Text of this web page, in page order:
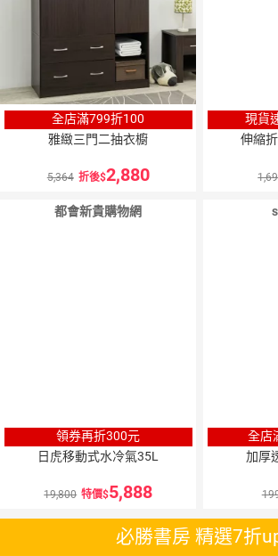
全店滿799折100
雅緻三門二抽衣櫥
5,364 折後 2,880
現貨
伸縮
都會新貴購物網
領券再折300元
日虎移動式水冷氣35L
19,800 特價 5,888
全店
加厚
必勝書房 精選7折